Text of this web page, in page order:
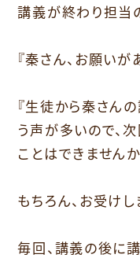
講義が終わり担当
『秦さん、お願いが
『生徒から秦さん
う声が多いので、
ことはできませんか
もちろん、お受け
毎回、講義の後に